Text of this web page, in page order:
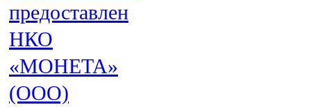
предоставлен
НКО
«МОНЕТА»
(ООО)